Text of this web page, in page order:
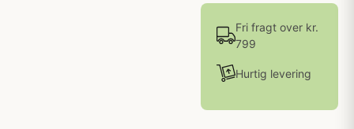
Fri fragt over kr.
799
Hurtig levering